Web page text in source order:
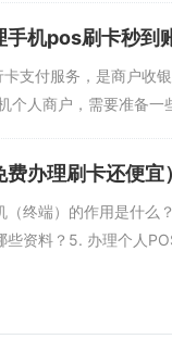
机pos刷卡秒到
支付服务，是商户收
个人商户，需要准备
办理刷卡还便宜）
终端）的作用是什么
资料？5. 办理个人